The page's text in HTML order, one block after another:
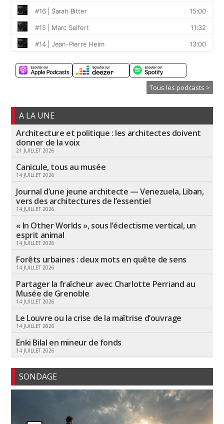
Tous les podcasts >
A LA UNE
Architecture et politique : les architectes doivent
donner de la voix
21 JUILLET 2026
Canicule, tous au musée
14 JUILLET 2026
Journal d’une jeune architecte — Venezuela, Liban,
vers des architectures de l’essentiel
14 JUILLET 2026
« In Other Worlds », sous l’éclectisme vertical, un
esprit animal
14 JUILLET 2026
Forêts urbaines : deux mots en quête de sens
14 JUILLET 2026
Partager la fraîcheur avec Charlotte Perriand au
Musée de Grenoble
14 JUILLET 2026
Le Louvre ou la crise de la maîtrise d’ouvrage
14 JUILLET 2026
Enki Bilal en mineur de fonds
14 JUILLET 2026
SONDAGE